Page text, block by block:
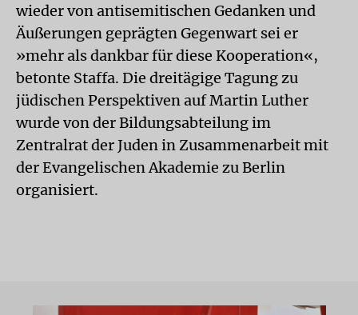
wieder von antisemitischen Gedanken und
Äußerungen geprägten Gegenwart sei er
»mehr als dankbar für diese Kooperation«,
betonte Staffa. Die dreitägige Tagung zu
jüdischen Perspektiven auf Martin Luther
wurde von der Bildungsabteilung im
Zentralrat der Juden in Zusammenarbeit mit
der Evangelischen Akademie zu Berlin
organisiert.